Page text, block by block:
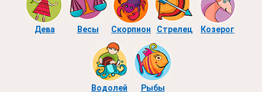
Дева Весы Скорпион Стрелец Козерог
Водолей Рыбы